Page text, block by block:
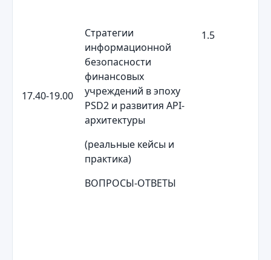
17.40-19.00
Стратегии
информационной
безопасности
финансовых
учреждений в эпоху
PSD2 и развития API-
архитектуры
(реальные кейсы и
практика)
ВОПРОСЫ-ОТВЕТЫ
1.5